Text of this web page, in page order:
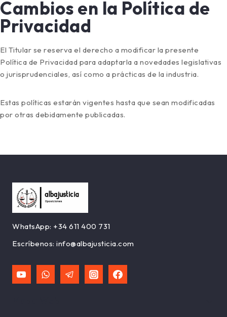
Cambios en la Política de
Privacidad
El Titular se reserva el derecho a modificar la presente
Política de Privacidad para adaptarla a novedades legislativas
o jurisprudenciales, así como a prácticas de la industria.
Estas políticas estarán vigentes hasta que sean modificadas
por otras debidamente publicadas.
WhatsApp: +34 611 400 731
Escríbenos: info@albajusticia.com